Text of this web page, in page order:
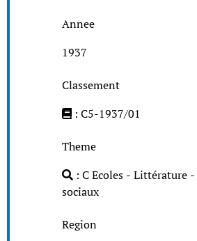
Annee
1937
Classement
: C5-1937/01
Theme
: C Ecoles - Littérature - Services
sociaux
Region